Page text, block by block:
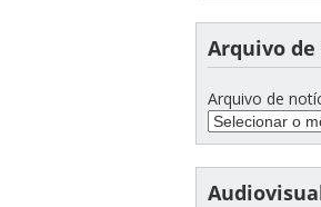
Arquivo
Arquivo de